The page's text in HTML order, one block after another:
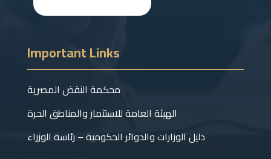
Important Links
محكمة النقض المصرية
الهيئة العامة للاستثمار والمناطق الحرة
دليل الوزارات والدوائر الحكومية – رئاسة الوزراء